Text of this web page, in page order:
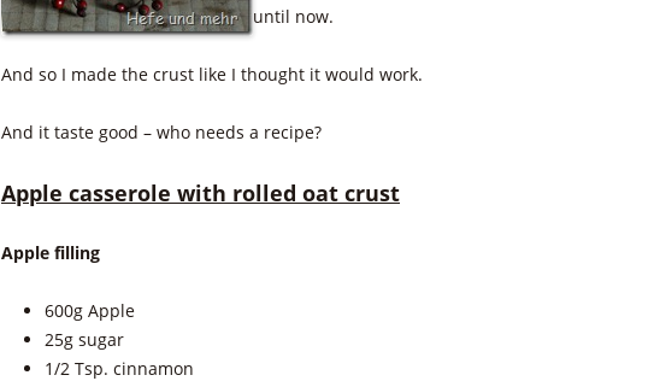
until now.
And so I made the crust like I thought it would work.
And it taste good – who needs a recipe?
Apple casserole with rolled oat crust
Apple filling
600g Apple
25g sugar
1/2 Tsp. cinnamon